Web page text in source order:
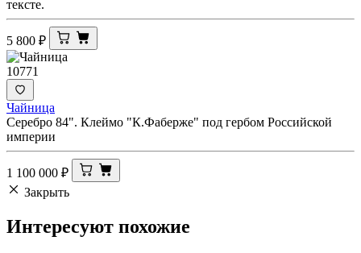
тексте.
5 800 ₽
10771
Чайница
Серебро 84". Клеймо "К.Фаберже" под гербом Российской
империи
1 100 000 ₽
Закрыть
Интересуют похожие